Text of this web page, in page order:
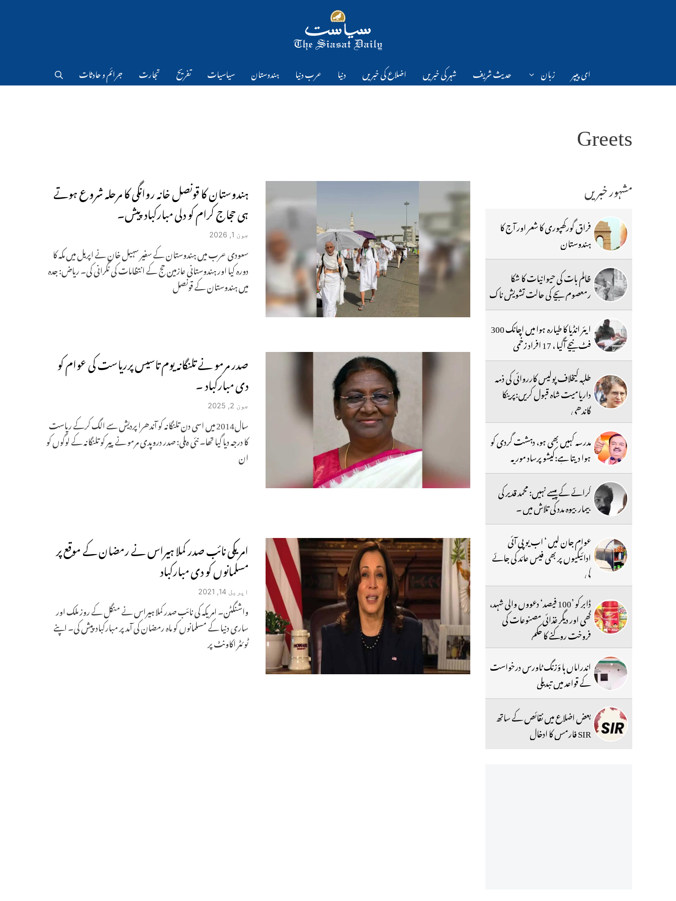
ای پیپر زبان حدیث شریف شہر کی خبریں اضلاع کی خبریں دنیا عرب دنیا ہندوستان سیاسیات تفریح تجارت جرائم و حادثات
Greets
ہندوستان کا قونصل خانہ روانگی کا مرحلہ شروع ہوتے
ہی حجاج کرام کو دلی مبارکباد پیش۔
جون 1, 2026
سعودی عرب میں ہندوستان کے سفیر سہیل خان نے اپریل میں مکہ کا
دورہ کیا اور ہندوستانی عازمین حج کے انتظامات کی نگرانی کی۔ ریاض: جدہ
میں ہندوستان کے قونصل
صدر مرمو نے تلنگانہ یوم تاسیس پرریاست کی عوام کو
دی مبارکباد ۔
جون 2, 2025
سال2014 میں اسی دن تلنگانہ کو آندھرا پردیش سے الگ کرکے ریاست
کا درجہ دیا گیا تھا۔ نئی دہلی: صدر دروپدی مرمو نے پیر کو تلنگانہ کے لوگوں کو
ان
امریکی نائب صدر کملا ہیراس نے رمضان کے موقع پر
مسلمانوں کو دی مبارکباد
اپریل 14, 2021
واشنگٹن۔ امریکہ کی نائب صدر کملا ہیراس نے منگل کے روز ملک اور
ساری دنیا کے مسلمانوں کو ماہ رمضان کی آمد پر مبارکباد پیش کی۔ اپنے
ٹوئٹر اکاونٹ پر
مشہور خبریں
فراق گورکھپوری کا شعر اور آج کا
ہندوستان
ظالم بات کی حیوانیات کا شکا
رمعصوم بچے کی حالت تشویش ناک
ایئر انڈیا کا طیارہ ہوا میں اچانک 300
فٹ نیچے آگیا ، 17 افراد زخمی
طلبہ کیخلاف پولیس کارروائی کی ذمہ
داریامیت شاہ قبول کریں:پرینکا
گاندھی
مدرسہ کہیں بھی ہو، دہشت گردی کو
ہوا دیتا ہے:کیشو پرساد موریہ
کرائے کے پیسے نہیں: محمد قدیر کی
بیمار بیوہ مدد کی تلاش میں ۔
عوام جان لیں ‘ اب یو پی آئی
ادائیگیوں پر بھی فیس عائد کی جائے
گی
ڈابر کو ’100 فیصد‘ دعووں والی شہد،
گھی اور دیگر غذائی مصنوعات کی
فروخت روکنے کا حکم
اندراماں ہا ؤزنگ ٹاورس درخواست
کے قواعد میں تبدیلی
بعض اضلاع میں نقائص کے ساتھ
SIR فارمس کا ادخال